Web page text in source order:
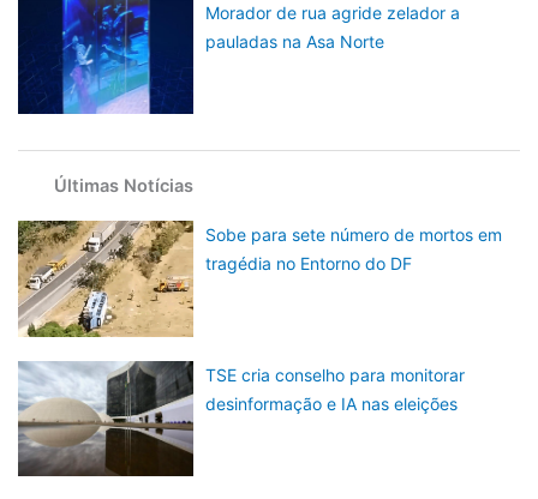
Morador de rua agride zelador a
pauladas na Asa Norte
Últimas Notícias
Sobe para sete número de mortos em
tragédia no Entorno do DF
TSE cria conselho para monitorar
desinformação e IA nas eleições